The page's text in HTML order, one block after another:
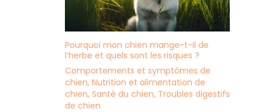
Pourquoi mon chien mange-t-il de
l’herbe et quels sont les risques ?
Comportements et symptômes de
chien, Nutrition et alimentation de
chien, Santé du chien, Troubles digestifs
de chien